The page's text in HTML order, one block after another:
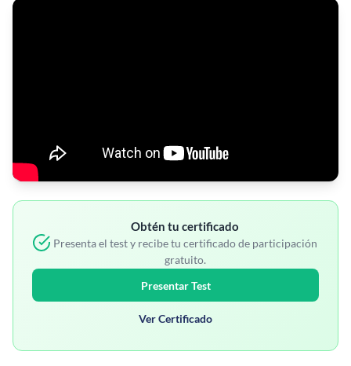
Obtén tu certificado
Presenta el test y recibe tu certificado de participación
gratuito.
Presentar Test
Ver Certificado